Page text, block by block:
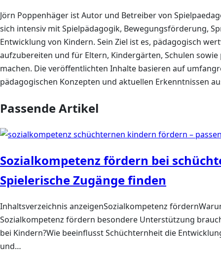
Jörn Poppenhäger ist Autor und Betreiber von
sich intensiv mit Spielpädagogik, Bewegungsförderung,
Entwicklung von Kindern. Sein Ziel ist es, pädagogisch
aufzubereiten und für Eltern, Kindergärten, Schulen
machen. Die veröffentlichten Inhalte basieren auf
pädagogischen Konzepten und aktuellen Erkenntnissen
Passende Artikel
Sozialkompetenz fördern bei
Spielerische Zugänge finden
Inhaltsverzeichnis anzeigenSozialkompetenz
Sozialkompetenz fördern besondere Unterstützung
bei Kindern?Wie beeinflusst Schüchternheit die
und…